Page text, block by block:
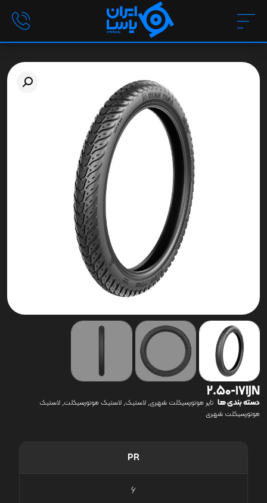
2.50-17IJN
دسته بندی ها تایر موتورسیکلت شهری, لاستیک, لاستیک موتورسیکلت, لاستیک
موتورسیکلت شهری
PR
6